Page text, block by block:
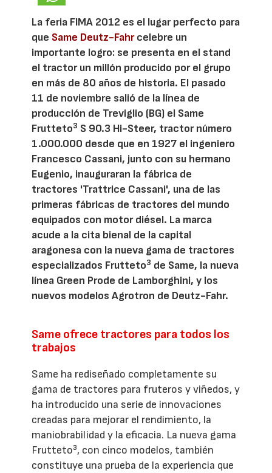
La feria FIMA 2012 es el lugar perfecto para
que Same Deutz-Fahrcelebre un
importante logro: se presenta en el stand
el tractor un millón producido por el grupo
en más de 80 años de historia. El pasado
11 de noviembre salió de la línea de
producción de Treviglio (BG) el Same
Frutteto3 S 90.3 Hi-Steer, tractor número
1.000.000 desde que en 1927 el ingeniero
Francesco Cassani, junto con su hermano
Eugenio, inauguraran la fábrica de
tractores 'Trattrice Cassani', una de las
primeras fábricas de tractores del mundo
equipados con motor diésel. La marca
acude a la cita bienal de la capital
aragonesa con la nueva gama de tractores
especializados Frutteto3 de Same, la nueva
línea Green Prode de Lamborghini, y los
nuevos modelos Agrotron de Deutz-Fahr.
Same ofrece tractores para todos los
trabajos
Same ha rediseñado completamente su
gama de tractores para fruteros y viñedos, y
ha introducido una serie de innovaciones
creadas para mejorar el rendimiento, la
maniobrabilidad y la eficacia. La nueva gama
Frutteto³, con cinco modelos, también
constituye una prueba de la experiencia que